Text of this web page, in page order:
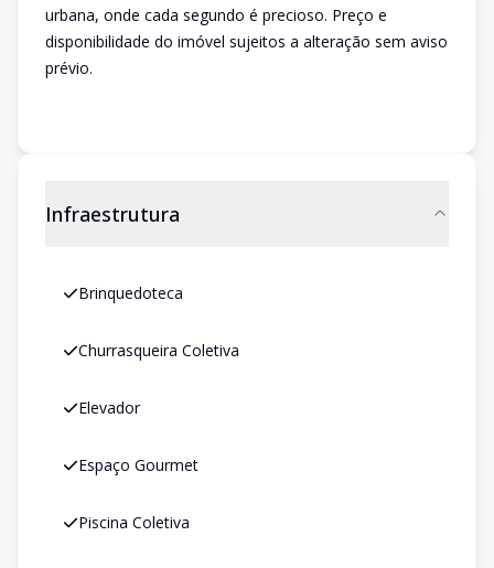
urbana, onde cada segundo é precioso. Preço e
disponibilidade do imóvel sujeitos a alteração sem aviso
prévio.
Infraestrutura
Brinquedoteca
Churrasqueira Coletiva
Elevador
Espaço Gourmet
Piscina Coletiva